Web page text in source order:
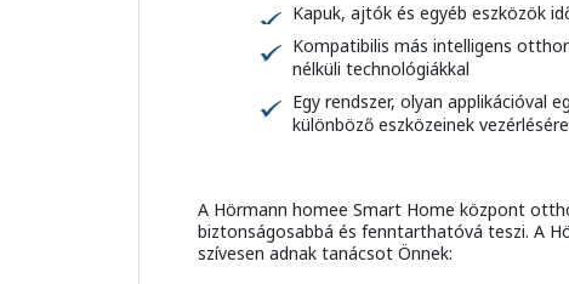
Kapuk, ajtók és egyéb eszközök
Kompatibilis más intelligens
nélküli technológiákkal
Egy rendszer, olyan applikációval
különböző eszközeinek
A Hörmann homee Smart Home központ
biztonságosabbá és fenntarthatóvá teszi. A
szívesen adnak tanácsot Önnek: